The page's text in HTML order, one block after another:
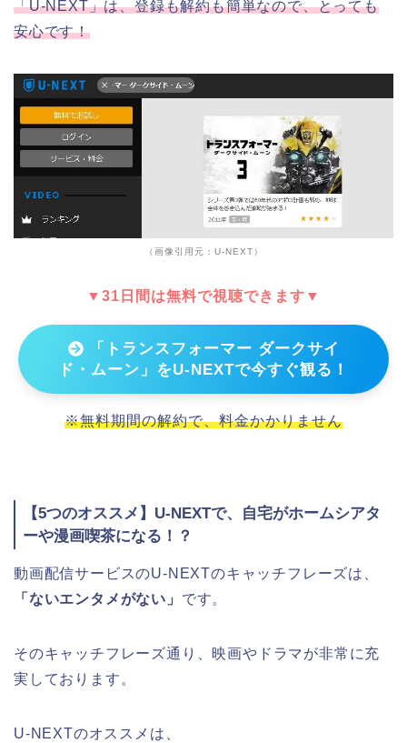
「U-NEXT」は、登録も解約も簡単なので、とっても
安心です！
（画像引用元：U-NEXT）
▼31日間は無料で視聴できます▼
「トランスフォーマー ダークサイ
ド・ムーン」をU-NEXTで今すぐ観る！
※無料期間の解約で、料金かかりません
【5つのオススメ】U-NEXTで、自宅がホームシアタ
ーや漫画喫茶になる！？
動画配信サービスのU-NEXTのキャッチフレーズは、
「ないエンタメがない」 です。
そのキャッチフレーズ通り、映画やドラマが非常に充
実しております。
U-NEXTのオススメは、